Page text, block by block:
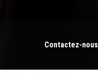
Contactez-nous